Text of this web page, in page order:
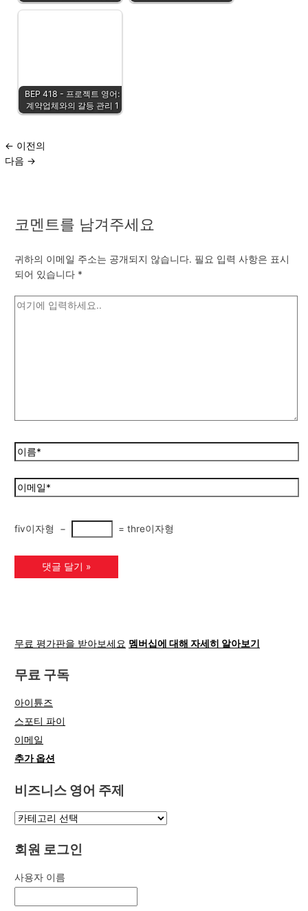
BEP 418 - 프로젝트 영어:
계약업체와의 갈등 관리 1
← 이전의
다음 →
코멘트를 남겨주세요
귀하의 이메일 주소는 공개되지 않습니다. 필요 입력 사항은 표시
되어 있습니다 *
fiv이자형 − = thre이자형
무료 평가판을 받아보세요 멤버십에 대해 자세히 알아보기
무료 구독
아이튠즈
스포티 파이
이메일
추가 옵션
비즈니스 영어 주제
회원 로그인
사용자 이름